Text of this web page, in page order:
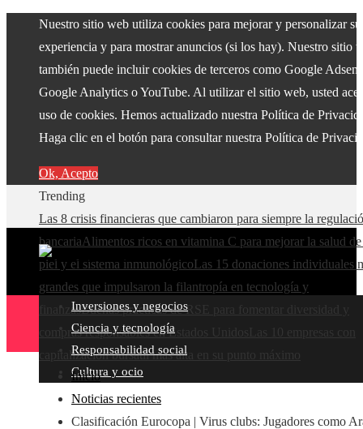
Nuestro sitio web utiliza cookies para mejorar y personalizar su
experiencia y para mostrar anuncios (si los hay). Nuestro sitio
también puede incluir cookies de terceros como Google
Google Analytics o YouTube. Al utilizar el sitio web, usted
uso de cookies. Hemos actualizado nuestra Política de
Haga clic en el botón para consultar nuestra Política de
Ok, Acepto
Trending
Las 8 crisis financieras que cambiaron para siempre la
bancariaAlimentos ricos en vitamina C para mejorar la salud
piel y el sistema inmunológicoLas 15 donaciones individuales
grandes que impulsaron la filantropía en tecnología y
finanzasBuenas prácticas de RSE para fomentar diversidad y
compras responsables en Estados Unidos
capitalización bursátil más alta en su punto máximo
Inversiones y negocios
Ciencia y tecnología
Responsabilidad social
Cultura y ocio
Inicio
Noticias recientes
Clasificación Eurocopa | Virus clubs: Jugadores como